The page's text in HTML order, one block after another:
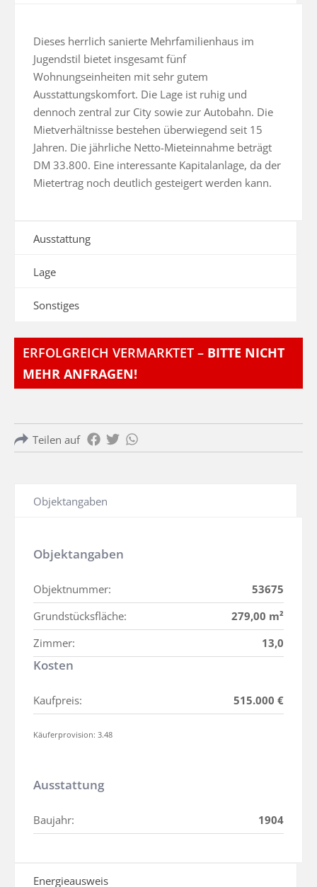
Dieses herrlich sanierte Mehrfamilienhaus im
Jugendstil bietet insgesamt fünf
Wohnungseinheiten mit sehr gutem
Ausstattungskomfort. Die Lage ist ruhig und
dennoch zentral zur City sowie zur Autobahn. Die
Mietverhältnisse bestehen überwiegend seit 15
Jahren. Die jährliche Netto-Mieteinnahme beträgt
DM 33.800. Eine interessante Kapitalanlage, da der
Mietertrag noch deutlich gesteigert werden kann.
Ausstattung
Lage
Sonstiges
ERFOLGREICH VERMARKTET – BITTE NICHT
MEHR ANFRAGEN!
Teilen auf
Objektangaben
Objektangaben
Objektnummer:
53675
Grundstücksfläche:
279,00 m²
Zimmer:
13,0
Kosten
Kaufpreis: 515.000 €
Käuferprovision: 3.48
Ausstattung
Baujahr: 1904
Energieausweis